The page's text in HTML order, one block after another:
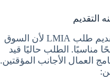
قام صاحب العمل بتقديم طلب LMIA لأن السوق
مناسبًا. الطلب حاليًا قيد
العمال الأجانب المؤقتين.